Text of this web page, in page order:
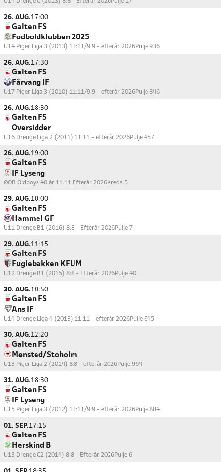
U14 Drenge C (2013) 8:8 - Efterår 2026Pulje 17
26. AUG.17:00
Galten FS
Fodboldklubben 2025
U14 Piger Liga 3 (2013) 11:11/9:9 - efterår 2026Pulje 936
26. AUG.17:30
Galten FS
Fårvang IF
U17 Piger Liga 3 (2010) 11:11/9:9 - efterår 2026Pulje 846
26. AUG.18:30
Galten FS
Oversidder
U16 Drenge Liga 2 (2011) 11:11 - efterår 2026Pulje 457
26. AUG.19:00
Galten FS
IF Lyseng
ØOB Oldboys 40 år 11:11 Efterår 2026Kreds 5
29. AUG.10:00
Galten FS
Hammel GF
U11 Drenge B1 (2016) 8:8 - Efterår 2026Pulje 7
29. AUG.11:15
Galten FS
Fuglebakken KFUM
U12 Drenge B1 (2015) 8:8 - Efterår 2026Pulje 40
30. AUG.10:50
Galten FS
Ans IF
U14 Drenge Liga 4 (2013) 11:11 - efterår 2026Pulje 645
30. AUG.12:20
Galten FS
Mønsted/Stoholm
U13 Piger Liga 2 (2014) 8:8 - efterår 2026Pulje 964
31. AUG.18:30
Galten FS
IF Lyseng
U15 Piger Liga 3 (2012) 11:11/9:9 - efterår 2026Pulje 884
01. SEP.17:15
Galten FS
Herskind B
U13 Drenge C2 (2014) 8:8 - Efterår 2026Pulje 6